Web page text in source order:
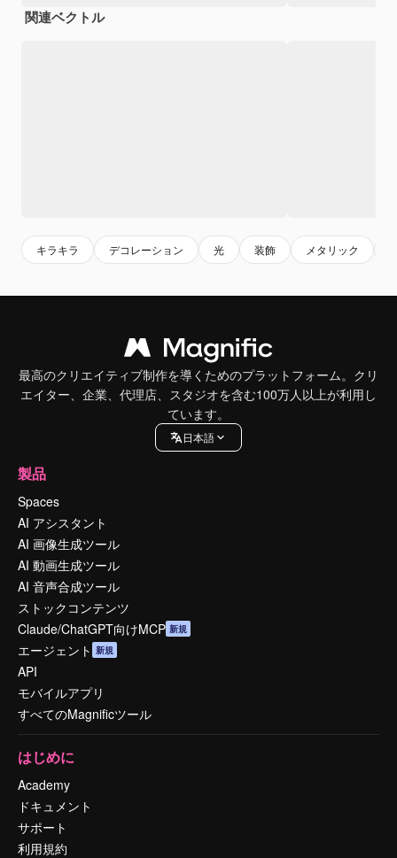
関連ベクトル
キラキラ デコレーション 光 装飾 メタリック
最高のクリエイティブ制作を導くためのプラットフォーム。クリ
エイター、企業、代理店、スタジオを含む100万人以上が利用し
ています。
日本語
製品
Spaces
AI アシスタント
AI 画像生成ツール
AI 動画生成ツール
AI 音声合成ツール
ストックコンテンツ
Claude/ChatGPT向けMCP 新規
エージェント 新規
API
モバイルアプリ
すべてのMagnificツール
はじめに
Academy
ドキュメント
サポート
利用規約